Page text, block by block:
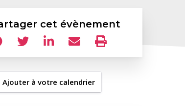
cet évènement
Ajouter à votre calendrier